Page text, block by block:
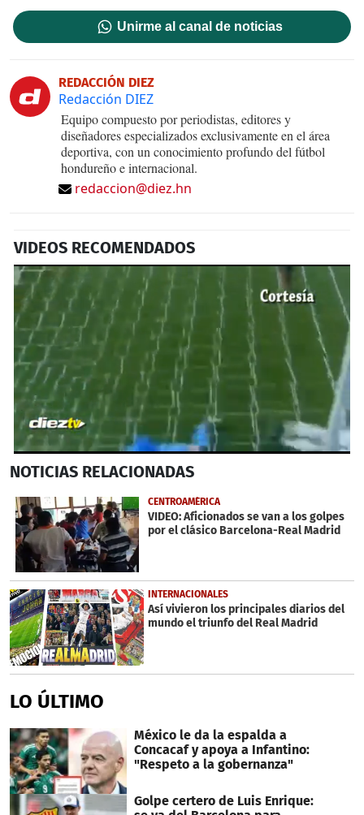
Unirme al canal de noticias
REDACCIÓN DIEZ
Redacción DIEZ
Equipo compuesto por periodistas, editores y
diseñadores especializados exclusivamente en el área
deportiva, con un conocimiento profundo del fútbol
hondureño e internacional.
redaccion@diez.hn
VIDEOS RECOMENDADOS
seconds
28
seconds
NOTICIAS RELACIONADAS
CENTROAMÉRICA
VIDEO: Aficionados se van a los golpes
por el clásico Barcelona-Real Madrid
INTERNACIONALES
Así vivieron los principales diarios del
mundo el triunfo del Real Madrid
LO ÚLTIMO
México le da la espalda a
Concacaf y apoya a Infantino:
"Respeto a la gobernanza"
Golpe certero de Luis Enrique: